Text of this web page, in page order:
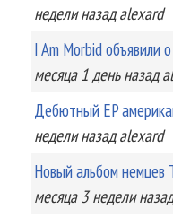
неделиназад alexard
I Am Morbid объявили
месяца 1 деньназад
Дебютный EP
неделиназад alexard
Новый альбом немцев
месяца 3 неделиназад